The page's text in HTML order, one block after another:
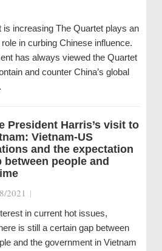
is increasing The Quartet plays an
in curbing Chinese influence.
has always viewed the Quartet
and counter China’s global
President Harris’s visit to
Vietnam-US
and the expectation
between people and
2021 |
in current hot issues,
is still a certain gap between
and the government in Vietnam